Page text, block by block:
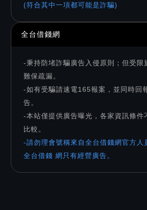
(符合其中一項都可能是詐騙)
全台借錢網
-秉持防堵詐騙廣告入侵原則；但受限
難保疏漏。
-如有受騙請速電165報案，並同時回
告。
-本站僅提供廣告曝光，各家資訊條件
比較。
-請勿理會號稱來自全台借錢網官方人
全台借錢 網只有經營廣告。